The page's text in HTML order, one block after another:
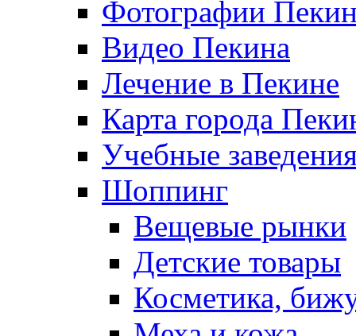
Фотографии
Видео Пекина
Лечение в Пекине
Карта города
Учебные
Шоппинг
Вещевые рынки
Детские товары
Косметика,